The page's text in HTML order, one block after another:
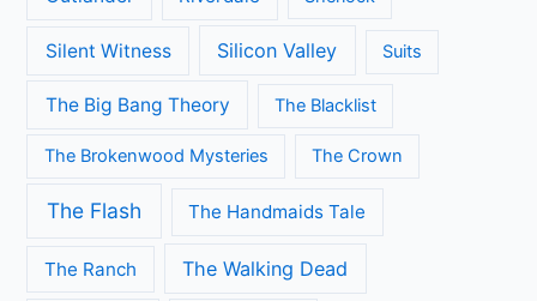
Silent Witness Silicon Valley Suits
The Big Bang Theory The Blacklist
The Brokenwood Mysteries The Crown
The Flash The Handmaids Tale
The Ranch The Walking Dead